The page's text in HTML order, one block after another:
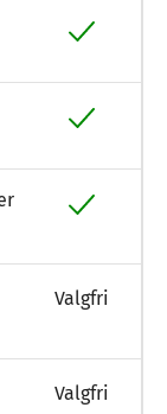
Valgfri
Valgfri